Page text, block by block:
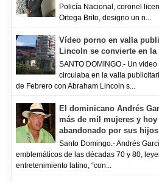
Policía Nacional, coronel
Ortega Brito, designo un n...
Vídeo porno en valla
Lincoln se convierte en
SANTO DOMINGO.- Un
circulaba en la valla
de Febrero con Abraham Lincoln s...
El dominicano Andrés
más de mil mujeres y
abandonado por sus hijos
Santo Domingo.- Andrés
emblemáticos de las décadas 70 y 80,
entretenimiento latino, “con...